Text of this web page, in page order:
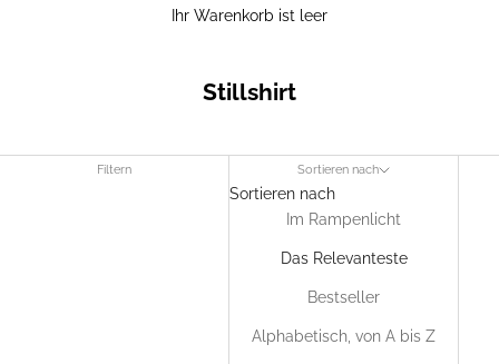
Ihr Warenkorb ist leer
Stillshirt
Filtern Sortieren nach
Sortieren nach
Im Rampenlicht
Das Relevanteste
Bestseller
Alphabetisch, von A bis Z